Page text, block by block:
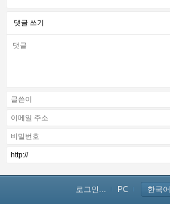
댓글 쓰기
로그인... PC 한국어